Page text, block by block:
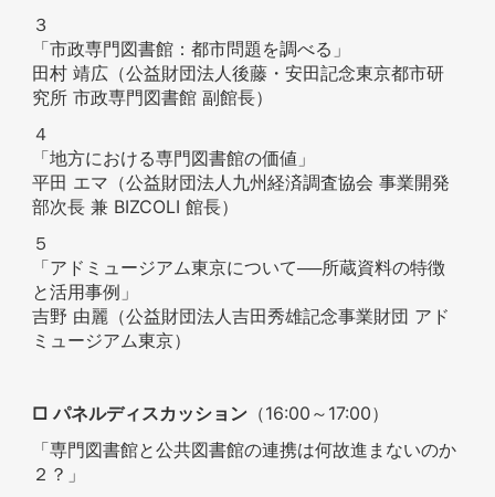
３
「市政専門図書館：都市問題を調べる」
田村 靖広（公益財団法人後藤・安田記念東京都市研
究所 市政専門図書館 副館長）
４
「地方における専門図書館の価値」
平田 エマ（公益財団法人九州経済調査協会 事業開発
部次長 兼 BIZCOLI 館長）
５
「アドミュージアム東京について──所蔵資料の特徴
と活用事例」
吉野 由麗（公益財団法人吉田秀雄記念事業財団 アド
ミュージアム東京）
□ パネルディスカッション （16:00～17:00）
「専門図書館と公共図書館の連携は何故進まないのか
２？」